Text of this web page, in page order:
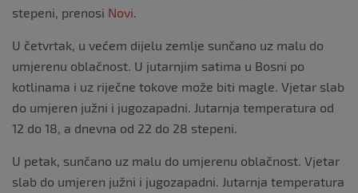
stepeni, prenosi Novi
U četvrtak, u većem dijelu zemlje sunčano uz malu do
umjerenu oblačnost. U jutarnjim satima u Bosni po
kotlinama i uz riječne tokove može biti magle. Vjetar slab
do umjeren južni i jugozapadni. Jutarnja temperatura od
12 do 18, a dnevna od 22 do 28 stepeni.
U petak, sunčano uz malu do umjerenu oblačnost. Vjetar
slab do umjeren južni i jugozapadni. Jutarnja temperatura